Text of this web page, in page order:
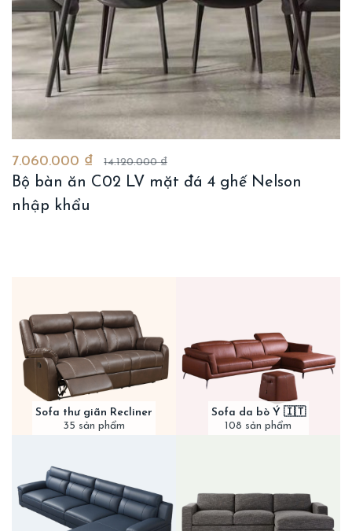
7.060.000 ₫ 14.120.000 ₫
Bộ bàn ăn C02 LV mặt đá 4 ghế Nelson
nhập khẩu
Sofa thư giãn Recliner
35 sản phẩm
Sofa da bò Ý 🇮🇹
108 sản phẩm